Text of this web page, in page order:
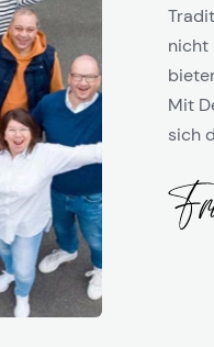
nicht
Mit
sich